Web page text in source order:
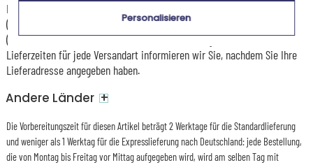
Die Versandkosten und Lieferzeiten können je nach Ihrem Wohnort
(abgelegene oder entlegene Gebiete) und dem Gewicht des Pakets
(Anzahl der bestellten Artikel) variieren. Über die genauen Kosten und
Lieferzeiten für jede Versandart informieren wir Sie, nachdem Sie Ihre
Lieferadresse angegeben haben.
Andere Länder +
Die Vorbereitungszeit für diesen Artikel beträgt 2 Werktage für die Standardlieferung
und weniger als 1 Werktag für die Expresslieferung nach Deutschland: jede Bestellung,
die von Montag bis Freitag vor Mittag aufgegeben wird, wird am selben Tag mit
Personalisieren